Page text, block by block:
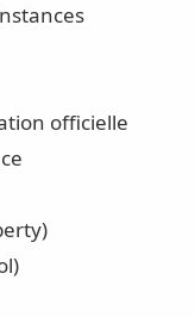
officielle